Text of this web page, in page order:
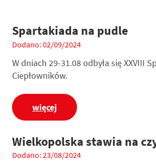
Spartakiada na pudle
Dodano: 02/09/2024
W dniach 29-31.08 odbyła się XXVIII
Ciepłowników.
więcej
Wielkopolska stawia na
Dodano: 23/08/2024